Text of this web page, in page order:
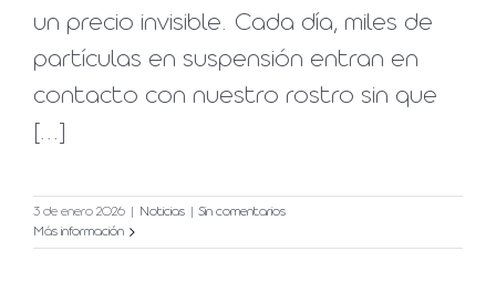
un precio invisible. Cada día, miles de
partículas en suspensión entran en
contacto con nuestro rostro sin que
[...]
3 de enero 2026 Noticias
Sin comentarios
Más información